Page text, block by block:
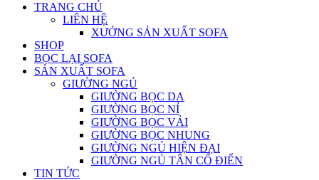
TRANG CHỦ
LIÊN HỆ
XƯỞNG SẢN XUẤT SOFA
SHOP
BỌC LẠI SOFA
SẢN XUẤT SOFA
GIƯỜNG NGỦ
GIƯỜNG BỌC DA
GIƯỜNG BỌC NỈ
GIƯỜNG BỌC VẢI
GIƯỜNG BỌC NHUNG
GIƯỜNG NGỦ HIỆN ĐẠI
GIƯỜNG NGỦ TÂN CỔ ĐIỂN
TIN TỨC